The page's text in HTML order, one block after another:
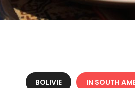
BOLIVIE IN SOUTH